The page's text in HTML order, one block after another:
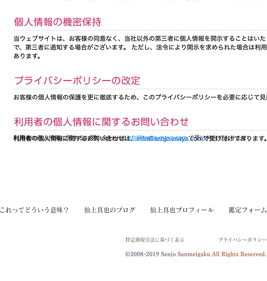
利用者の個人情報に関するお問い合わせはinfo@senjo-maya.com で受け付けております。
これってどういう意味？ 仙上真也のブログ 仙上真也プロフィール 鑑定フォーム
特定商取引法に基づく表示 プライバシーポリシー